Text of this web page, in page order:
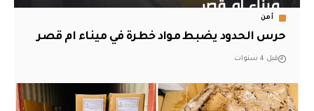
أمن
حرس الحدود يضبط مواد خطرة في ميناء ام قصر
قبل 4 سنوات